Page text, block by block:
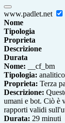
www.padlet.net
Nome
Tipologia
Proprieta
Descrizione
Durata
Nome: __cf_bm
Tipologia: analitico
Proprieta: Terza
Descrizione:
umani e bot. Ciò è
rapporti validi
Durata: 29 minuti